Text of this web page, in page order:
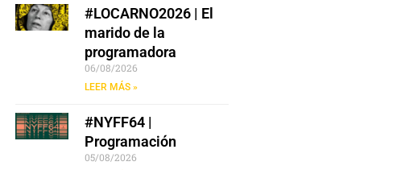
#LOCARNO2026 | El
marido de la
programadora
06/08/2026
LEER MÁS »
#NYFF64 |
Programación
05/08/2026